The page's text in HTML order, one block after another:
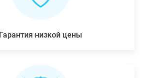
Гарантия низкой цены